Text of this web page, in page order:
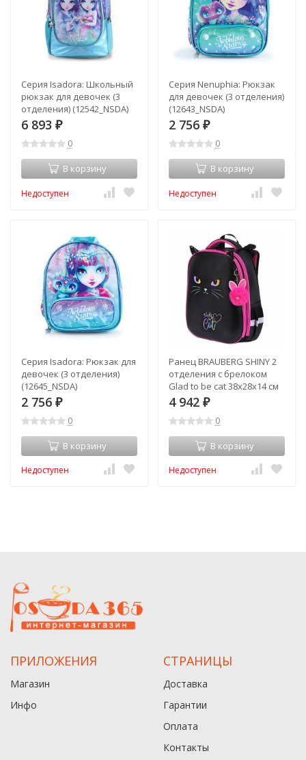
Серия Isadora: Школьный
рюкзак для девочек (3
отделения) (12542_NSDA)
6 893 ₽
0
В корзину
Недоступен
Серия Nenuphia: Рюкзак
для девочек (3 отделения)
(12643_NSDA)
2 756 ₽
0
В корзину
Недоступен
Серия Isadora: Рюкзак для
девочек (3 отделения)
(12645_NSDA)
2 756 ₽
0
В корзину
Недоступен
Ранец BRAUBERG SHINY 2
отделения с брелоком
Glad to be cat 38х28х14 см
271382 (1) (93201)
4 942 ₽
0
В корзину
Недоступен
ПРИЛОЖЕНИЯ
Магазин
Инфо
СТРАНИЦЫ
Доставка
Гарантии
Оплата
Контакты